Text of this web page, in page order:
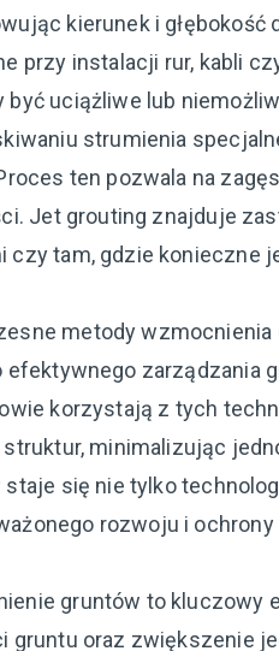
kierunek i
przy instalacji rur, kabli
być uciążliwe lub
strumienia
ten pozwala na
Jet grouting znajduje
czy tam, gdzie konieczne
metody wzmocnienia
efektywnego zarządzania
korzystają z tych
minimalizując
staje się nie tylko
rozwoju i ochrony
gruntów to kluczowy
gruntu oraz zwiększenie